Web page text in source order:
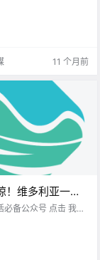
课后托管名
~ 离
长周末已经在眨眼～
11 个月前
！维多利亚一辆
栏，坠入超市停
内发现尸体！
众号 点击 我在